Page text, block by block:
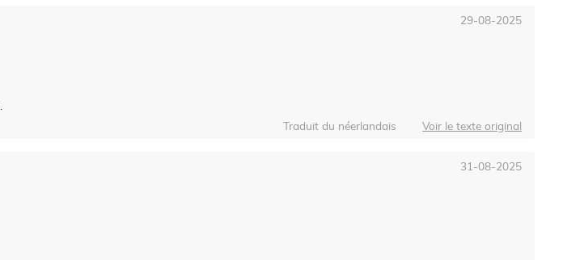
29-08-2025
Traduit du néerlandais Voir le texte original
31-08-2025